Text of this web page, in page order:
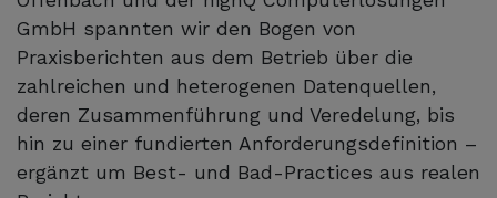
GmbH spannten wir den Bogen von
Praxisberichten aus dem Betrieb über die
zahlreichen und heterogenen Datenquellen,
deren Zusammenführung und Veredelung, bis
hin zu einer fundierten Anforderungsdefinition –
ergänzt um Best- und Bad-Practices aus realen